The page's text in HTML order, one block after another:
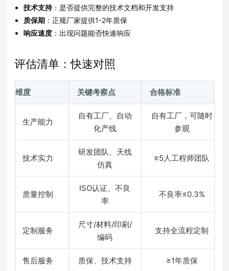
技术支持：是否提供完整的技术文档和开发支持
质保期 ：正规厂家提供1-2年质保
响应速度 ：出现问题能否快速响应
评估清单：快速对照
维度 关键考察点 合格标准
生产能力
自有工厂、自动
化产线
自有工厂，可随时
参观
技术实力
研发团队、天线
仿真
≥5人工程师团队
质量控制
ISO认证、不良
率
不良率≤0.3%
定制服务
尺寸/材料/印刷/
编码
支持全流程定制
售后服务 质保、技术支持 ≥1年质保